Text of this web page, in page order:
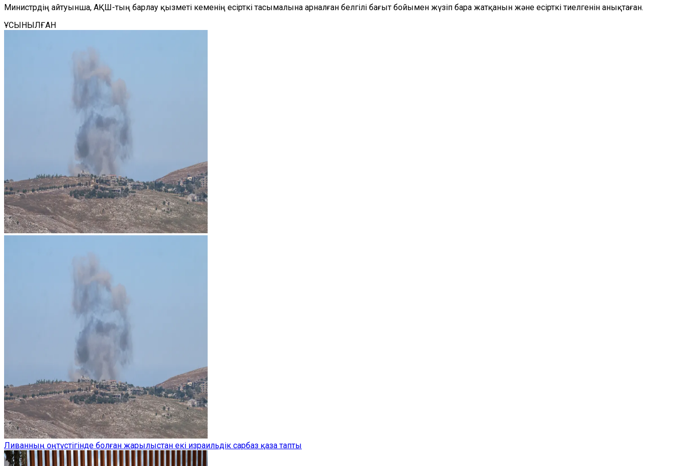
Министрдің айтуынша, АҚШ-тың барлау қызметі кеменің есірткі тасымалына арналған белгілі бағыт бойымен жүзіп бара жатқанын және есірткі тиелгенін анықтаған.
ҰСЫНЫЛҒАН
Ливанның оңтүстігінде болған жарылыстан екі израильдік сарбаз қаза тапты